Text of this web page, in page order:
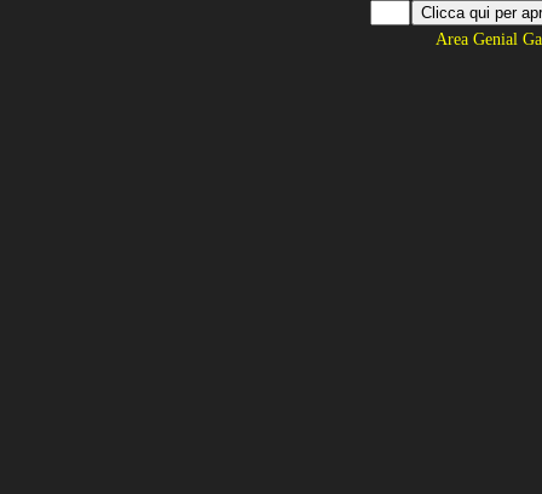
Area Genial